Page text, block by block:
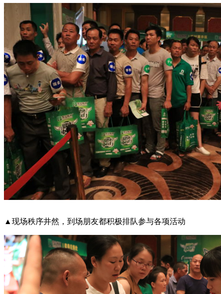
▲现场秩序井然，到场朋友都积极排队参与各项活动